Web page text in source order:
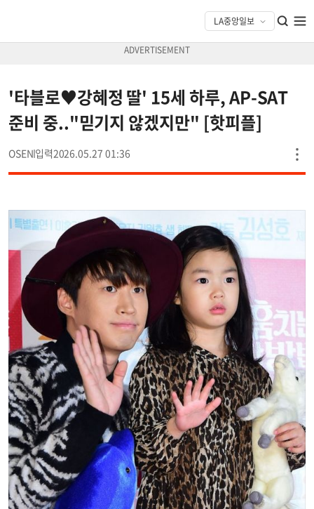
'타블로♥강혜정 딸' 15세 하루, AP-SAT
준비 중.."믿기지 않겠지만" [핫피플]
OSEN 2026.05.27 01:36